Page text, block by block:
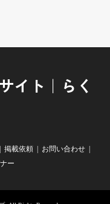
イト｜らく
掲載依頼
お問い合わせ
ー